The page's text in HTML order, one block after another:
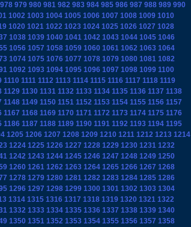
978 979 980 981 982 983 984 985 986 987 988 989 990
1002 1003 1004 1005 1006 1007 1008 1009 1010
1020 1021 1022 1023 1024 1025 1026 1027 1028
1038 1039 1040 1041 1042 1043 1044 1045 1046
1056 1057 1058 1059 1060 1061 1062 1063 1064
1074 1075 1076 1077 1078 1079 1080 1081 1082
1092 1093 1094 1095 1096 1097 1098 1099 1100
1110 1111 1112 1113 1114 1115 1116 1117 1118 1119
1129 1130 1131 1132 1133 1134 1135 1136 1137 1138
1148 1149 1150 1151 1152 1153 1154 1155 1156 1157
1167 1168 1169 1170 1171 1172 1173 1174 1175 1176
1186 1187 1188 1189 1190 1191 1192 1193 1194 1195
1205 1206 1207 1208 1209 1210 1211 1212 1213 1214
1224 1225 1226 1227 1228 1229 1230 1231 1232
1242 1243 1244 1245 1246 1247 1248 1249 1250
1260 1261 1262 1263 1264 1265 1266 1267 1268
1278 1279 1280 1281 1282 1283 1284 1285 1286
1296 1297 1298 1299 1300 1301 1302 1303 1304
1314 1315 1316 1317 1318 1319 1320 1321 1322
1332 1333 1334 1335 1336 1337 1338 1339 1340
1350 1351 1352 1353 1354 1355 1356 1357 1358